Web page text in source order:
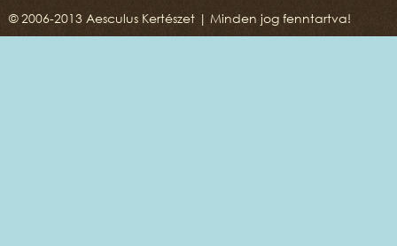
© 2006-2013 Aesculus Kertészet | Minden jog fenntartva!